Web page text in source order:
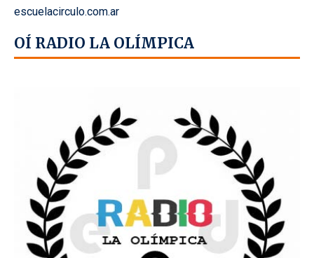
escuelacirculo.com.ar
OÍ RADIO LA OLÍMPICA